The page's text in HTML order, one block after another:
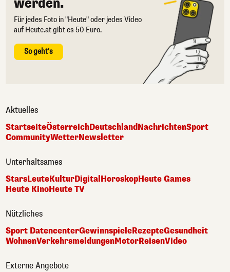
Für jedes Foto in "Heute" oder jedes Video
auf Heute.at gibt es 50 Euro.
So geht's
Aktuelles
StartseiteÖsterreichDeutschlandNachrichtenSport
CommunityWetterNewsletter
Unterhaltsames
StarsLeuteKulturDigital HoroskopHeute Games
Heute KinoHeute TV
Nützliches
Sport DatencenterGewinnspieleRezepteGesundheit
WohnenVerkehrsmeldungenMotorReisenVideo
Externe Angebote